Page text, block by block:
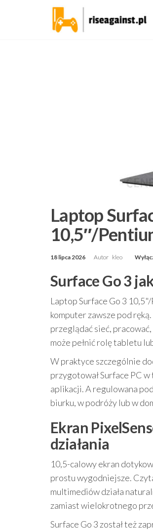
Laptop
10,5″/
18 lipca 2026 Autor kleo
Surface Go 3
Laptop Surface Go 3
komputer zawsze pod
przeglądać sieć,
może pełnić rolę tabletu
W praktyce szczególnie
przygotował Surface PC
aplikacji. A regulowana
biurku, w podróży lub w
Ekran
działania
10,5-calowy ekran
prostu wygodniejsze.
multimediów działa
zamiast wielokrotnego
Surface Go 3 został też